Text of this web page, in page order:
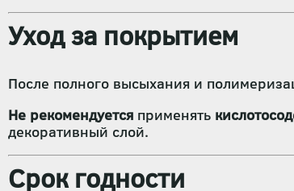
Уход за покрытием
После полного высыхания и
Не рекомендуется применять
декоративный слой.
Срок годности